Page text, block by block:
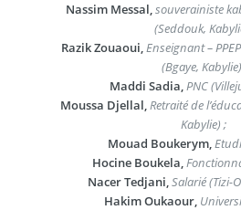
Nassim Messal,souverainiste
(Seddouk,
Razik Zouaoui,Enseignant –
(Bgaye,
Maddi Sadia,PNC
Moussa Djellal,Retraité de
Kabylie) ;
Mouad Boukerym,
Hocine Boukela,
Nacer Tedjani,Salarié (Tizi-
Hakim Oukaour,